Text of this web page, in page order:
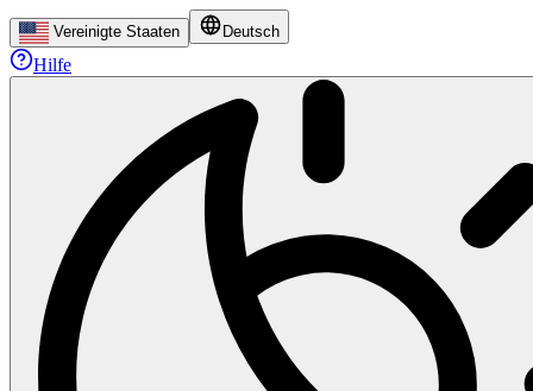
Vereinigte Staaten Deutsch
Hilfe